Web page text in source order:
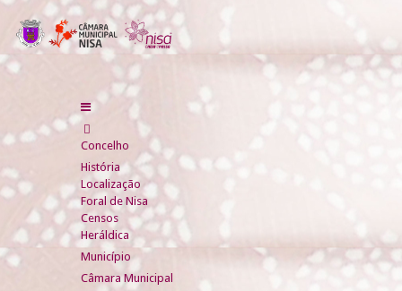
Concelho
História
Localização
Foral de Nisa
Censos
Heráldica
Município
Câmara Municipal